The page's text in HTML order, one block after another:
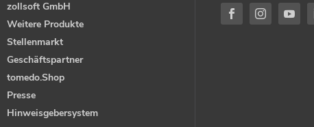
zollsoft GmbH
Weitere Produkte
Stellenmarkt
Geschäftspartner
tomedo.Shop
Presse
Hinweisgebersystem
  